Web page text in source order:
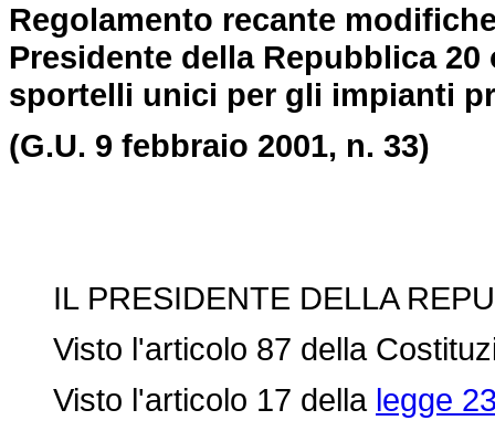
Regolamento recante
Presidente della Repubblica
sportelli unici per gli impianti
(G.U. 9 febbraio 2001, n. 33)
IL PRESIDENTE DELLA
Visto l'articolo 87 della
Visto l'articolo 17 della legge